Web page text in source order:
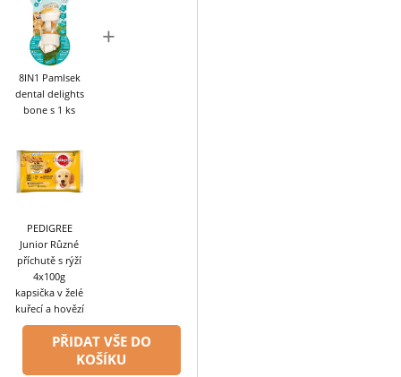
8IN1 Pamlsek
dental delights
bone s 1 ks
+
PEDIGREE
Junior Různé
příchutě s rýží
4x100g
kapsička v želé
kuřecí a hovězí
PŘIDAT VŠE DO
KOŠÍKU